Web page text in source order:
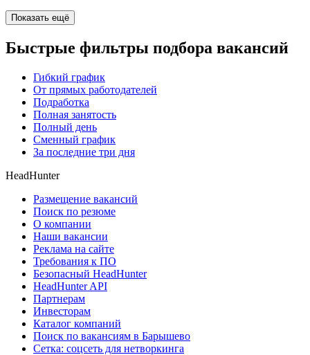
Показать ещё
Быстрые фильтры подбора вакансий
Гибкий график
От прямых работодателей
Подработка
Полная занятость
Полный день
Сменный график
За последние три дня
HeadHunter
Размещение вакансий
Поиск по резюме
О компании
Наши вакансии
Реклама на сайте
Требования к ПО
Безопасный HeadHunter
HeadHunter API
Партнерам
Инвесторам
Каталог компаний
Поиск по вакансиям в Барышево
Сетка: соцсеть для нетворкинга